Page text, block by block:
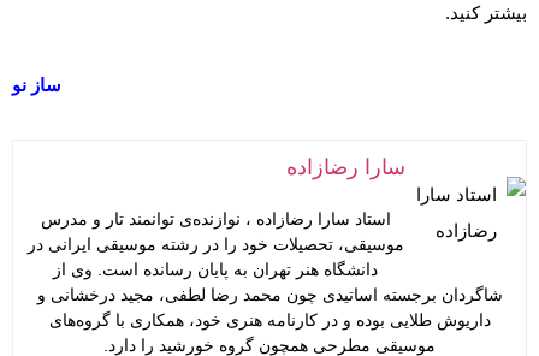
بیشتر کنید.
ساز نو
سارا رضازاده
استاد سارا رضازاده ، نوازنده‌ی توانمند تار و مدرس
موسیقی، تحصیلات خود را در رشته موسیقی ایرانی در
دانشگاه هنر تهران به پایان رسانده است. وی از
شاگردان برجسته اساتیدی چون محمد رضا لطفی، مجید درخشانی و
داریوش طلایی بوده و در کارنامه هنری خود، همکاری با گروه‌های
موسیقی مطرحی همچون گروه خورشید را دارد.